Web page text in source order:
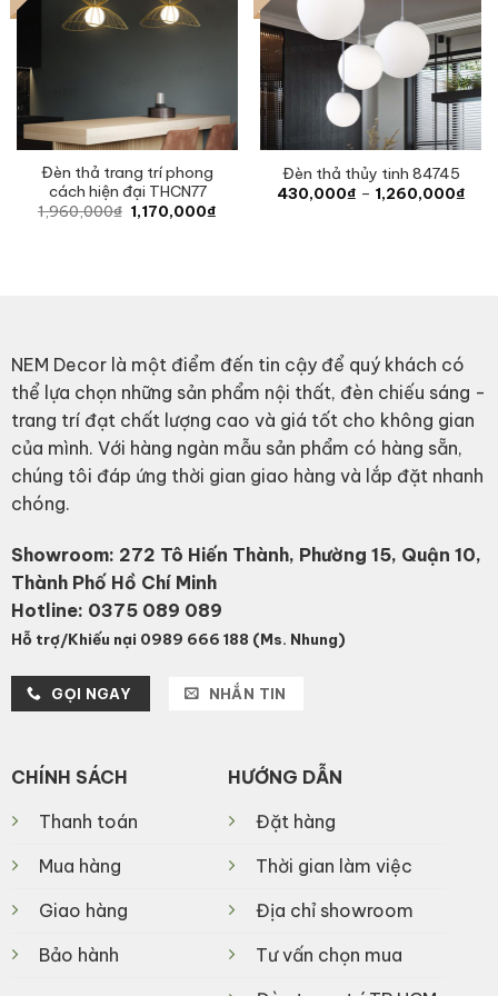
Đèn thả trang trí phong
cách hiện đại THCN77
1,960,000₫ Original
price
1,170,000₫
Đèn thả thủy tinh 84745
430,000₫ – 1,260,000₫
NEM Decor là một điểm đến tin cậy để quý khách có
thể lựa chọn những sản phẩm nội thất, đèn chiếu sáng -
trang trí đạt chất lượng cao và giá tốt cho không gian
của mình. Với hàng ngàn mẫu sản phẩm có hàng sẵn,
chúng tôi đáp ứng thời gian giao hàng và lắp đặt nhanh
chóng.
Showroom: 272 Tô Hiến Thành, Phường 15, Quận 10,
Thành Phố Hồ Chí Minh
Hotline: 0375 089 089
Hỗ trợ/Khiếu nại 0989 666 188 (Ms. Nhung)
GỌI NGAY NHẮN TIN
CHÍNH SÁCH
Thanh toán
Mua hàng
Giao hàng
Bảo hành
HƯỚNG DẪN
Đặt hàng
Thời gian làm việc
Địa chỉ showroom
Tư vấn chọn mua